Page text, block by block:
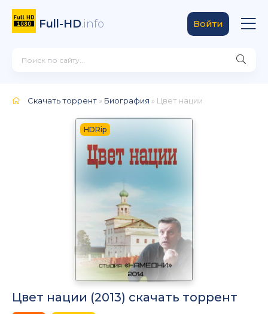
Full-HD.info Войти
Скачать торрент » Биография » Цвет нации
HDRip
Цвет нации (2013) скачать торрент